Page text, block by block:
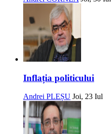
Inflația politicului
Andrei PLEȘU Joi, 23 Iul